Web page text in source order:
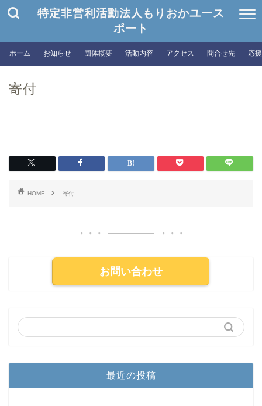
特定非営利活動法人もりおかユース
ポート
ホーム お知らせ 団体概要 活動内容 アクセス 問合せ先 応
寄付
HOME 寄付
お問い合わせ
最近の投稿